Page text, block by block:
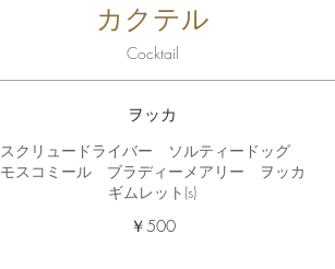
カクテル
Cocktail
ヲッカ
スクリュードライバー ソルティードッグ
モスコミール ブラディーメアリー ヲッカ
ギムレット(s)
￥500